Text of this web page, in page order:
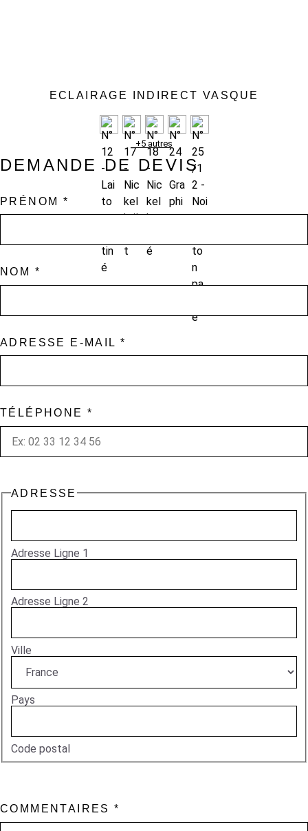
ECLAIRAGE INDIRECT VASQUE
+5 autres
DEMANDE DE DEVIS
SÉLECTIONNÉ
PRÉNOM *
NOM *
ADRESSE E-MAIL *
TÉLÉPHONE*
ADRESSE
Adresse Ligne 1
Adresse Ligne 2
Ville
Pays
Code postal
COMMENTAIRES*